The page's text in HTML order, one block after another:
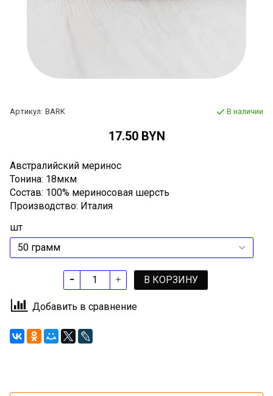
Артикул: BARK В наличии
17.50 BYN
Австралийский меринос
Тонина: 18мкм
Состав: 100% мериносовая шерсть
Производство: Италия
шт
В КОРЗИНУ
Добавить в сравнение